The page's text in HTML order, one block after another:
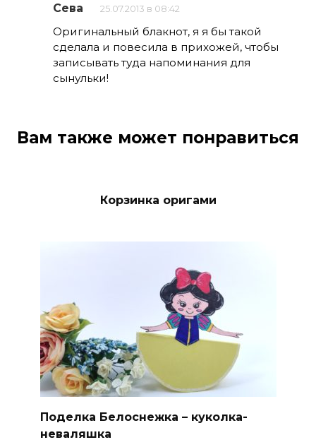
Сева 25.07.2013 в 08:42
Оригинальный блакнот, я я бы такой
сделала и повесила в прихожей, чтобы
записывать туда напоминания для
сынульки!
Вам также может понравиться
Корзинка оригами
Поделка Белоснежка – куколка-
неваляшка